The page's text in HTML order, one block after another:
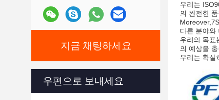
지금 채팅하세요
우편으로 보내세요
우리는
의 완전한
다른 분야와
우리의 목표
의 예상을
우리는 확실